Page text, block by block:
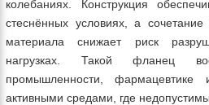
колебаниях. Конструкция
стеснённых условиях, а сочетание
материала снижает риск
нагрузках. Такой фланец
промышленности,
активными средами, где